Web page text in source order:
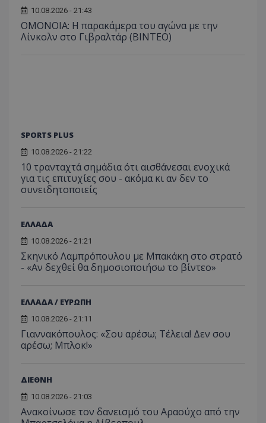
10.08.2026 - 21:43
OMONOIA: Η παρακάμερα του αγώνα με την
Λίνκολν στο Γιβραλτάρ (BINTEO)
SPORTS PLUS
10.08.2026 - 21:22
10 τρανταχτά σημάδια ότι αισθάνεσαι ενοχικά
για τις επιτυχίες σου - ακόμα κι αν δεν το
συνειδητοποιείς
ΕΛΛΑΔΑ
10.08.2026 - 21:21
Σκηνικό Λαμπρόπουλου με Μπακάκη στο στρατό
- «Αν δεχθεί θα δημοσιοποιήσω το βίντεο»
ΕΛΛΑΔΑ / ΕΥΡΩΠΗ
10.08.2026 - 21:11
Γιαννακόπουλος: «Σου αρέσω; Τέλεια! Δεν σου
αρέσω; Μπλοκ!»
ΔΙΕΘΝΗ
10.08.2026 - 21:03
Ανακοίνωσε τον δανεισμό του Αραούχο από την